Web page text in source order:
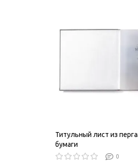
Титульный лист из
бумаги
0